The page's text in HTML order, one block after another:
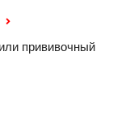
прививочный